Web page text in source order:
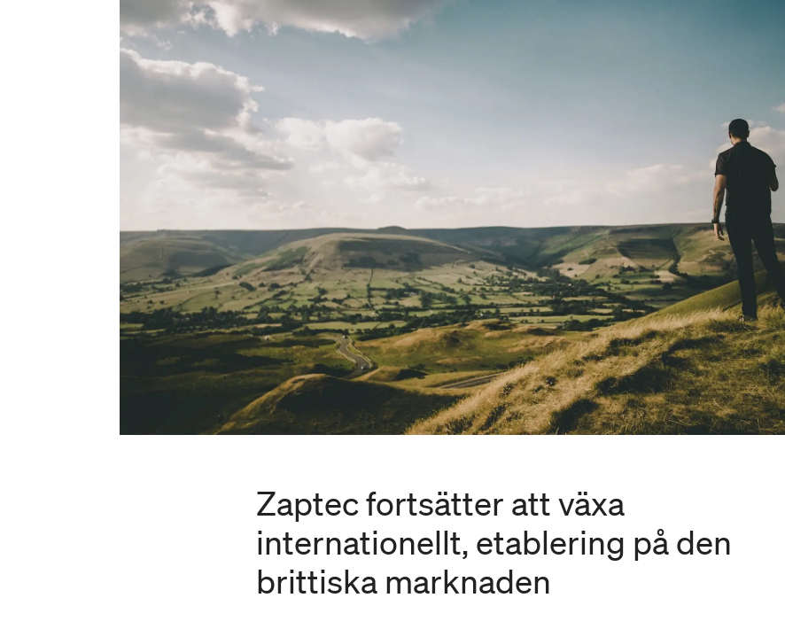
Zaptec fortsätter att växa
internationellt, etablering på den
brittiska marknaden